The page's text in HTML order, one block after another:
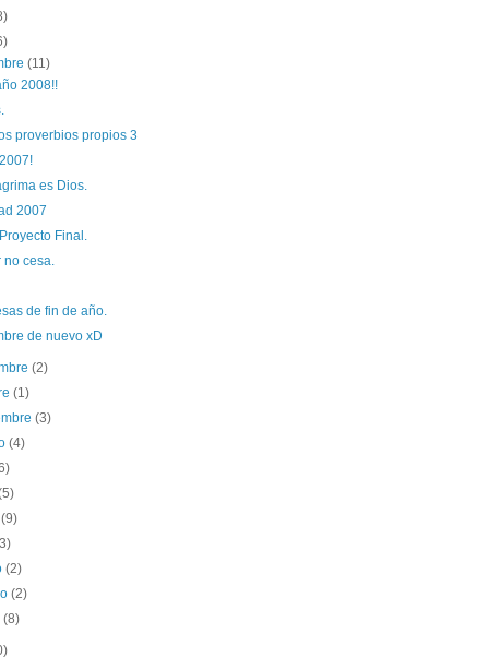
(11)
2008!!
proverbios propios 3
es Dios.
2007
Final.
no cesa.
de fin de año.
de nuevo xD
(2)
(1)
(3)
(4)
(9)
(2)
(2)
(8)